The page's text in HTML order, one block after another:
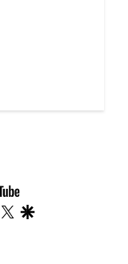
youtube-
footer
facebook
twitter